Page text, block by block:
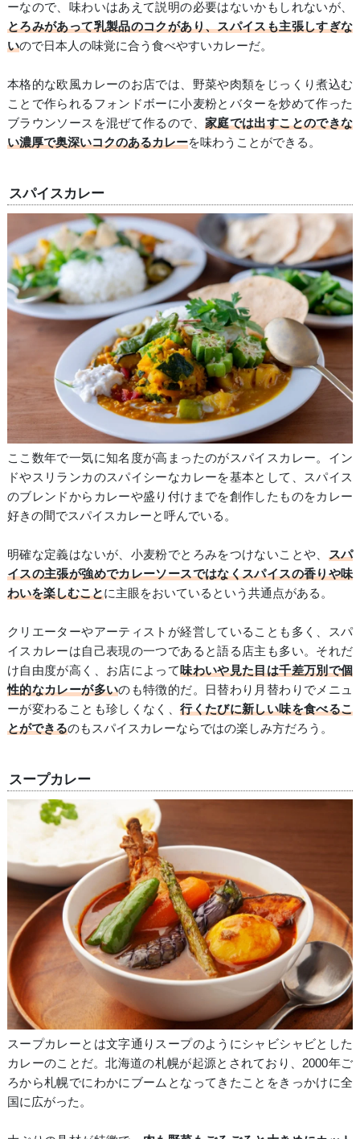
ーなので、味わいはあえて説明の必要はないかもしれないが、
とろみがあって乳製品のコクがあり、スパイスも主張しすぎな
いので日本人の味覚に合う食べやすいカレーだ。
本格的な欧風カレーのお店では、野菜や肉類をじっくり煮込む
ことで作られるフォンドボーに小麦粉とバターを炒めて作った
ブラウンソースを混ぜて作るので、 家庭では出すことのできな
い濃厚で奥深いコクのあるカレーを味わうことができる。
スパイスカレー
ここ数年で一気に知名度が高まったのがスパイスカレー。イン
ドやスリランカのスパイシーなカレーを基本として、スパイス
のブレンドからカレーや盛り付けまでを創作したものをカレー
好きの間でスパイスカレーと呼んでいる。
明確な定義はないが、小麦粉でとろみをつけないことや、 スパ
イスの主張が強めでカレーソースではなくスパイスの香りや味
わいを楽しむことに主眼をおいているという共通点がある。
クリエーターやアーティストが経営していることも多く、スパ
イスカレーは自己表現の一つであると語る店主も多い。それだ
け自由度が高く、お店によって味わいや見た目は千差万別で個
性的なカレーが多いのも特徴的だ。日替わり月替わりでメニュ
ーが変わることも珍しくなく、行くたびに新しい味を食べるこ
とができるのもスパイスカレーならではの楽しみ方だろう。
スープカレー
スープカレーとは文字通りスープのようにシャビシャビとした
カレーのことだ。北海道の札幌が起源とされており、2000年ご
ろから札幌でにわかにブームとなってきたことをきっかけに全
国に広がった。